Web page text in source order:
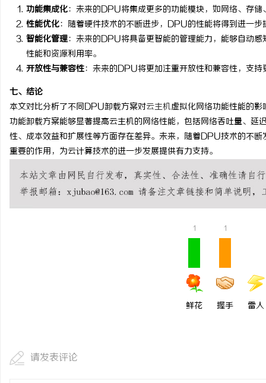
功能集成化：未来的DPU将集成更多的功能模块，如网络、存
性能优化：随着硬件技术的不断进步，DPU的性能将得到进一
智能化管理：未来的DPU将具备更智能的管理能力，能够自动
性能和资源利用率。
开放性与兼容性：未来的DPU将更加注重开放性和兼容性，支
七、结论
本文对比分析了不同DPU卸载方案对云主机虚拟化网络功能性能的
功能卸载方案能够显著提高云主机的网络性能，包括网络吞吐量、
性、成本效益和扩展性等方面存在差异。未来，随着DPU技术的不
重要的作用，为云计算技术的进一步发展提供有力支持。
1
鲜花
1
握手 雷人
请发表评论